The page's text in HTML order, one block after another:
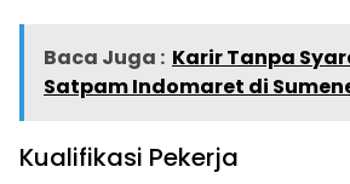
Baca Juga : Karir Tanpa
Satpam Indomaret di
Kualifikasi Pekerja